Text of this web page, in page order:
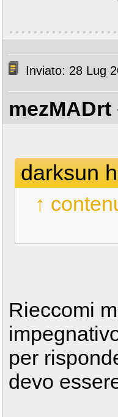
Inviato: 28 Lug
mezMADrt
darksun
↑
Rieccomi
per
devo